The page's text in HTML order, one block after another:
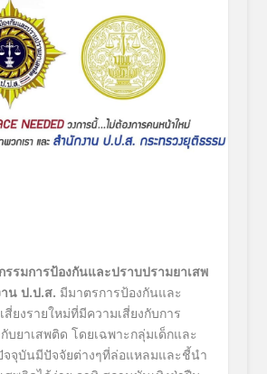
รมการป้องกันและปราบปรามยาเสพ
น ป.ป.ส. มีมาตรการป้องกันและ
สี่ยงรายใหม่ที่มีความเสี่ยงกับการ
บยาเสพติด โดยเฉพาะกลุ่มเด็กและ
จจุบันมีปัจจัยต่างๆที่ล่อแหลมและชี้นำ